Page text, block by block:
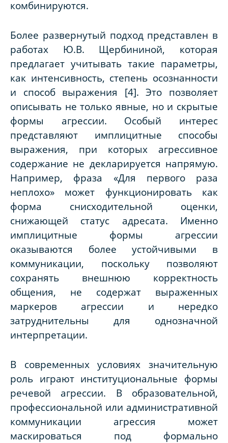
комбинируются.
Более развернутый подход представлен в
работах Ю.В. Щербининой, которая
предлагает учитывать такие параметры,
как интенсивность, степень осознанности
и способ выражения [4]. Это позволяет
описывать не только явные, но и скрытые
формы агрессии. Особый интерес
представляют имплицитные способы
выражения, при которых агрессивное
содержание не декларируется напрямую.
Например, фраза «Для первого раза
неплохо» может функционировать как
форма снисходительной оценки,
снижающей статус адресата. Именно
имплицитные формы агрессии
оказываются более устойчивыми в
коммуникации, поскольку позволяют
сохранять внешнюю корректность
общения, не содержат выраженных
маркеров агрессии и нередко
затруднительны для однозначной
интерпретации.
В современных условиях значительную
роль играют институциональные формы
речевой агрессии. В образовательной,
профессиональной или административной
коммуникации агрессия может
маскироваться под формально